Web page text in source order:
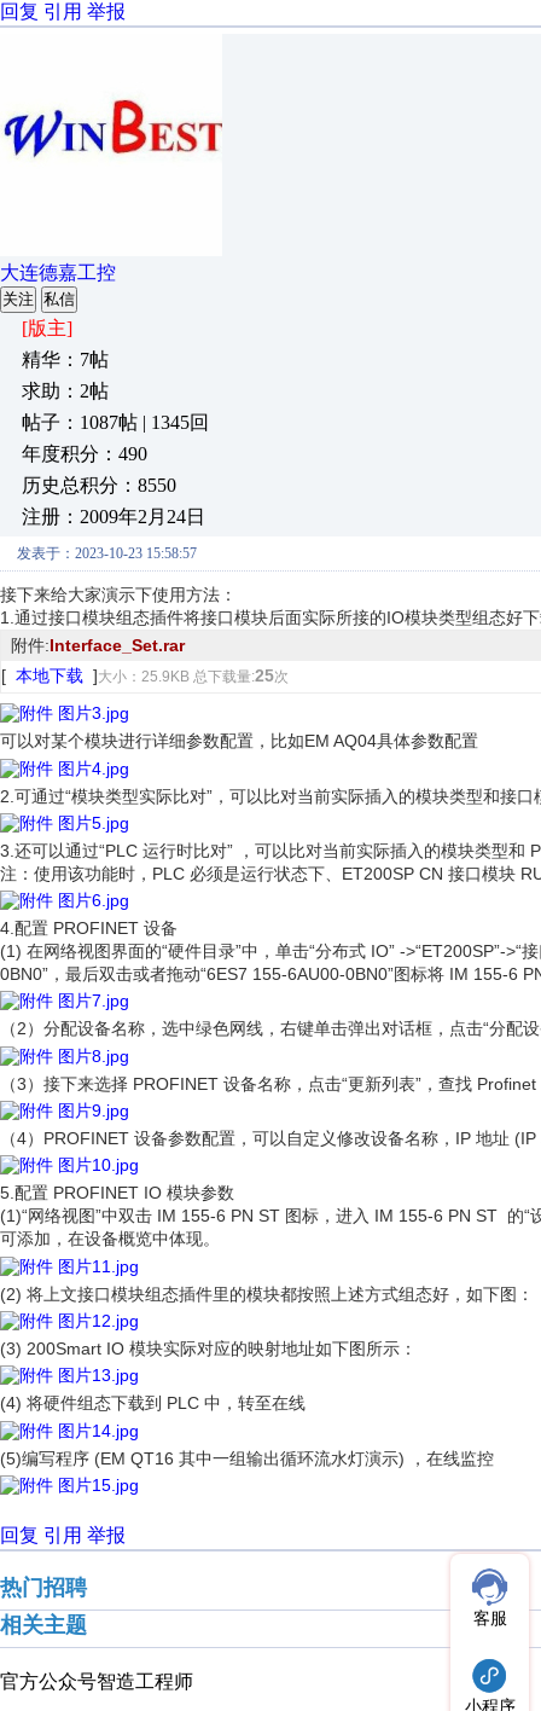
回复 引用 举报
大连德嘉工控
关注 私信
[版主]
精华：7帖
求助：2帖
帖子：1087帖 | 1345回
年度积分：490
历史总积分：8550
注册：2009年2月24日
发表于：2023-10-23 15:58:57
接下来给大家演示下使用方法：
1.通过接口模块组态插件将接口模块后面实际所接的IO模块类型组态好
附件:Interface_Set.rar
[ 本地下载 ]大小：25.9KB 总下载量:25次
可以对某个模块进行详细参数配置，比如EM AQ04具体参数配置
2.可通过“模块类型实际比对”，可以比对当前实际插入的模块类型和接
3.还可以通过“PLC 运行时比对” ，可以比对当前实际插入的模块类型和
注：使用该功能时，PLC 必须是运行状态下、ET200SP CN 接口模块
4.配置 PROFINET 设备
(1) 在网络视图界面的“硬件目录”中，单击“分布式 IO” ->“ET200SP”-
0BN0”，最后双击或者拖动“6ES7 155-6AU00-0BN0”图标将 IM 155-6
（2）分配设备名称，选中绿色网线，右键单击弹出对话框，点击“分配
（3）接下来选择 PROFINET 设备名称，点击“更新列表”，查找
（4）PROFINET 设备参数配置，可以自定义修改设备名称，IP 地址
5.配置 PROFINET IO 模块参数
(1)“网络视图”中双击 IM 155-6 PN ST 图标，进入 IM 155-6 PN ST 的
可添加，在设备概览中体现。
(2) 将上文接口模块组态插件里的模块都按照上述方式组态好，如下图：
(3) 200Smart IO 模块实际对应的映射地址如下图所示：
(4) 将硬件组态下载到 PLC 中，转至在线
(5)编写程序 (EM QT16 其中一组输出循环流水灯演示) ，在线监控
回复 引用 举报
热门招聘
相关主题
官方公众号智造工程师
客服
小程序